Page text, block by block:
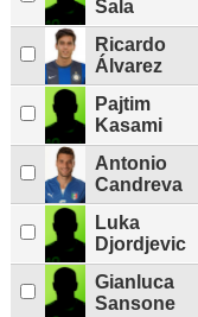
Sala
Ricardo
Álvarez
Pajtim
Kasami
Antonio
Candreva
Luka
Djordjevic
Gianluca
Sansone